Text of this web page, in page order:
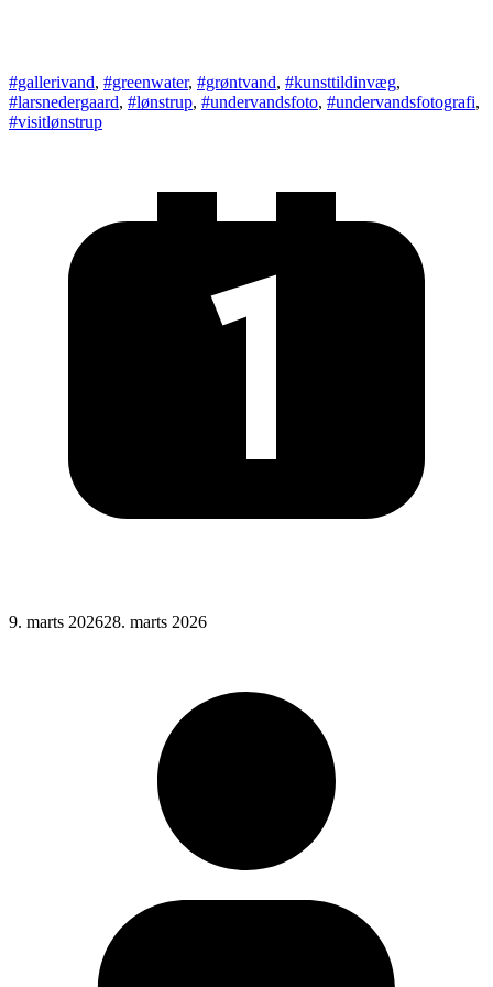
#gallerivand, #greenwater, #grøntvand, #kunsttildinvæg,
#larsnedergaard, #lønstrup, #undervandsfoto, #undervandsfotografi,
#visitlønstrup
Posted
9. marts 202628. marts 2026